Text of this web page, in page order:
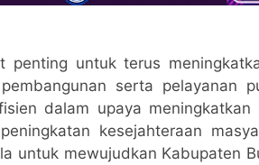
penting untuk terus
serta pelayanan
dalam upaya
kesejahteraan
untuk mewujudkan Kabupaten